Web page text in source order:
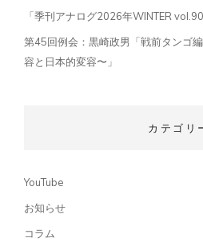
「季刊アナログ2026年WINTER
第45回例会：黒崎政男「戦前タンゴ
容と日本的変容〜」
カテゴリ
YouTube
お知らせ
コラム